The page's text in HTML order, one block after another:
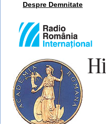
Despre Demnitate